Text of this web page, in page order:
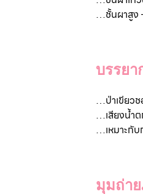
…ชั้นผาสูง
บรรยา
…ป่าเขียว
…เสียงน้ำ
…เหมาะกับ
มุมถ่า